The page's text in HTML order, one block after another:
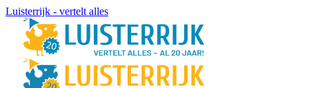
Luisterrijk - vertelt alles